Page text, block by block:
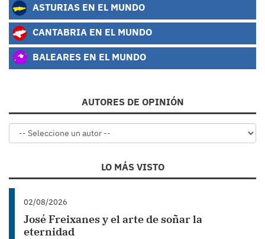
ASTURIAS EN EL MUNDO
CANTABRIA EN EL MUNDO
BALEARES EN EL MUNDO
AUTORES DE OPINIÓN
LO MÁS VISTO
02/08/2026
José Freixanes y el arte de soñar la
eternidad